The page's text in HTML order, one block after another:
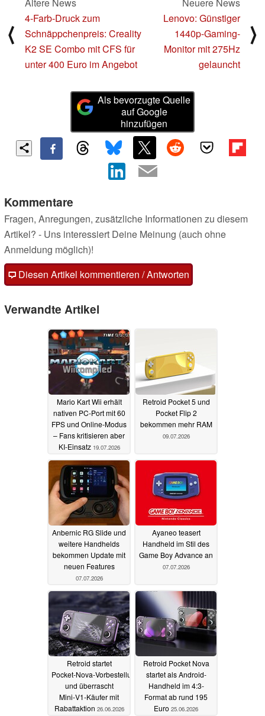
⟨
4-Farb-Druck zum
Schnäppchenpreis: Creality
K2 SE Combo mit CFS für
unter 400 Euro im Angebot
Lenovo: Günstiger
1440p-Gaming-
Monitor mit 275Hz
gelauncht
⟩
Als bevorzugte Quelle
auf Google
hinzufügen
Kommentare
Fragen, Anregungen, zusätzliche Informationen zu diesem
Artikel? - Uns interessiert Deine Meinung (auch ohne
Anmeldung möglich)!
Diesen Artikel kommentieren / Antworten
Verwandte Artikel
Mario Kart Wii erhält
nativen PC-Port mit 60
FPS und Online-Modus
– Fans kritisieren aber
KI-Einsatz 19.07.2026
Retroid Pocket 5 und
Pocket Flip 2
bekommen mehr RAM
09.07.2026
Anbernic RG Slide und
weitere Handhelds
bekommen Update mit
neuen Features
07.07.2026
Ayaneo teasert
Handheld im Stil des
Game Boy Advance an
07.07.2026
Retroid startet
Pocket‑Nova‑Vorbestellungen
und überrascht
Mini‑V1‑Käufer mit
Rabattaktion 26.06.2026
Retroid Pocket Nova
startet als Android-
Handheld im 4:3-
Format ab rund 195
Euro 25.06.2026